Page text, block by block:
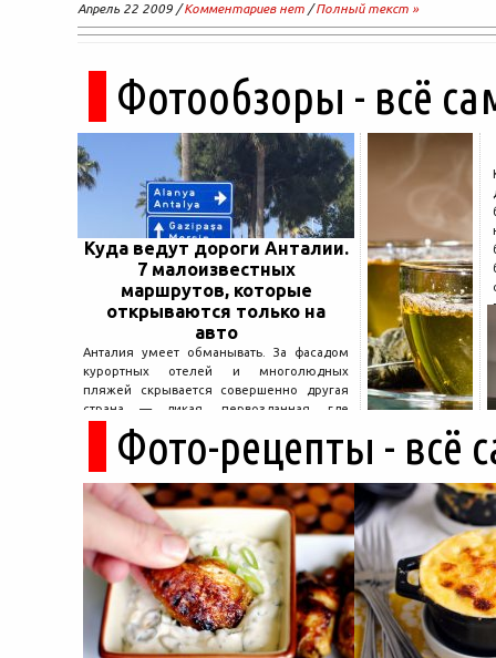
Апрель 22 2009 /Комментариев нет /Полный текст »
Фотообзоры - всё
Куда ведут дороги Анталии.
7 малоизвестных
маршрутов, которые
открываются только на
авто
Анталия умеет обманывать. За фасадом
курортных отелей и многолюдных
пляжей скрывается совершенно другая
страна — дикая, первозданная, где
древние руины дремлют в тени кедров, а
горные дороги ведут к местам, о которых
не расскажет ни один автобусный гид....
Фото-рецепты - всё